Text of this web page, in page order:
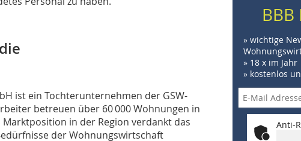
ist ein Tochterunternehmen der GSW-
betreuen über 60 000 Wohnungen in
in der Region verdankt das
der Wohnungswirtschaft
» wichtige
» 18 x im Jahr
» kostenlos
Anti-